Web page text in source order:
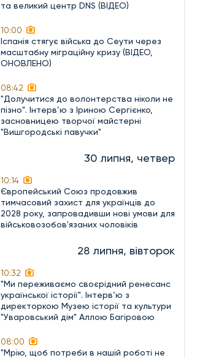
та великий центр DNS (ВІДЕО)
10:00
Іспанія стягує війська до Сеути через
масштабну міграційну кризу (ВІДЕО,
ОНОВЛЕНО)
08:42
"Долучитися до волонтерства ніколи не
пізно". Інтерв’ю з Іриною Сергієнко,
засновницею творчої майстерні
"Вишгородські павучки"
30 липня, четвер
10:14
Європейський Союз продовжив
тимчасовий захист для українців до
2028 року, запровадивши нові умови для
військовозобов'язаних чоловіків
28 липня, вівторок
10:32
"Ми переживаємо своєрідний ренесанс
української історії". Інтерв’ю з
директоркою Музею історії та культури
"Уваровський дім" Аллою Багіровою
08:00
"Мрію, щоб потреби в нашій роботі не